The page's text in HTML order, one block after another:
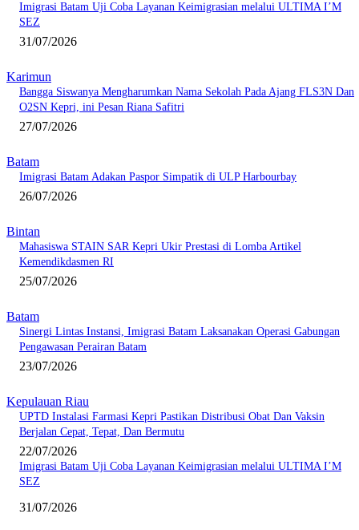
Imigrasi Batam Uji Coba Layanan Keimigrasian melalui ULTIMA I’M
SEZ
31/07/2026
Karimun
Bangga Siswanya Mengharumkan Nama Sekolah Pada Ajang FLS3N Dan
O2SN Kepri, ini Pesan Riana Safitri
27/07/2026
Batam
Imigrasi Batam Adakan Paspor Simpatik di ULP Harbourbay
26/07/2026
Bintan
Mahasiswa STAIN SAR Kepri Ukir Prestasi di Lomba Artikel
Kemendikdasmen RI
25/07/2026
Batam
Sinergi Lintas Instansi, Imigrasi Batam Laksanakan Operasi Gabungan
Pengawasan Perairan Batam
23/07/2026
Kepulauan Riau
UPTD Instalasi Farmasi Kepri Pastikan Distribusi Obat Dan Vaksin
Berjalan Cepat, Tepat, Dan Bermutu
22/07/2026
Imigrasi Batam Uji Coba Layanan Keimigrasian melalui ULTIMA I’M
SEZ
31/07/2026